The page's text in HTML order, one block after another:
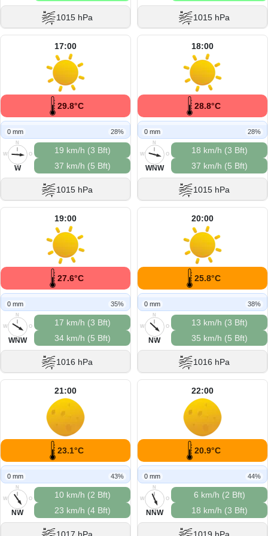
1015 hPa 1015 hPa
17:00
29.8°C
0 mm 28%
N
O
S
W
W
19 km/h (3 Bft)
37 km/h (5 Bft)
1015 hPa
18:00
28.8°C
0 mm 28%
N
O
S
W
WNW
18 km/h (3 Bft)
37 km/h (5 Bft)
1015 hPa
19:00
27.6°C
0 mm 35%
N
O
S
W
WNW
17 km/h (3 Bft)
34 km/h (5 Bft)
1016 hPa
20:00
25.8°C
0 mm 38%
N
O
S
W
NW
13 km/h (3 Bft)
35 km/h (5 Bft)
1016 hPa
21:00
23.1°C
0 mm 43%
N
O
S
W
NW
10 km/h (2 Bft)
23 km/h (4 Bft)
22:00
20.9°C
0 mm 44%
N
O
S
W
NNW
6 km/h (2 Bft)
18 km/h (3 Bft)